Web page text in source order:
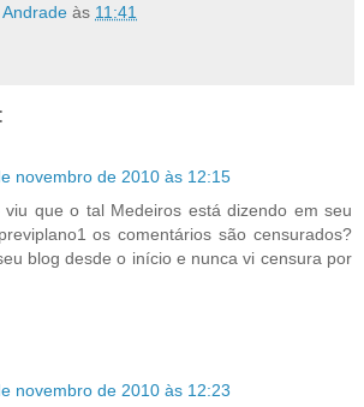
às 11:41
novembro de 2010 às 12:15
viu que o tal Medeiros está dizendo em seu
os comentários são censurados?
blog desde o início e nunca vi censura por
novembro de 2010 às 12:23